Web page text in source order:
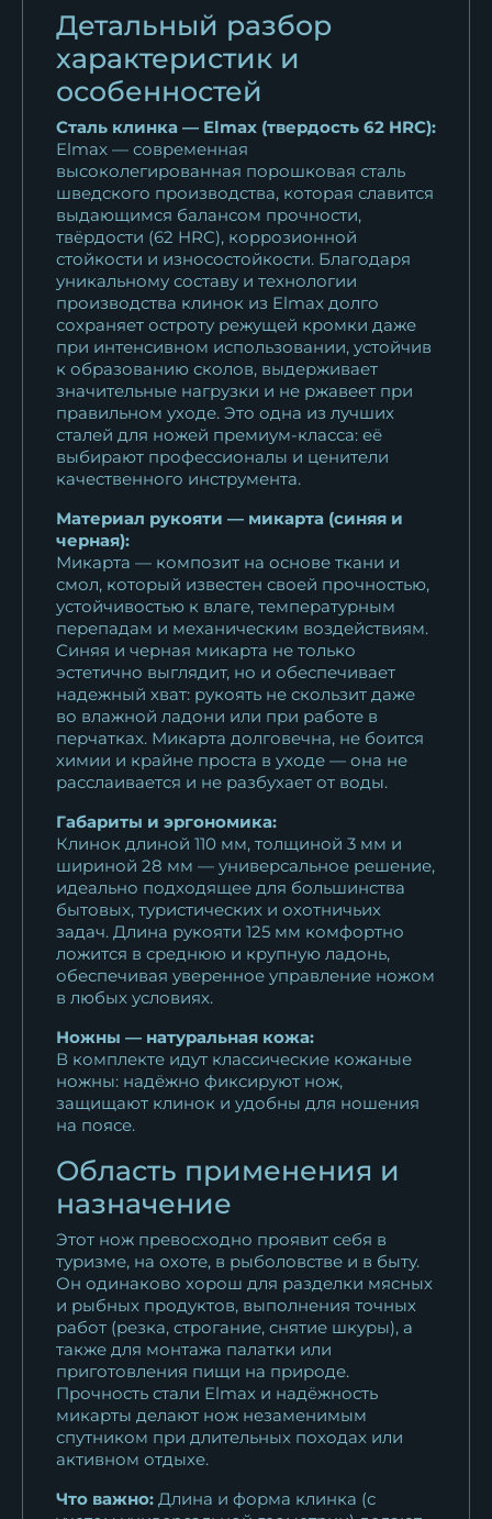
Детальный разбор
характеристик и
особенностей
Сталь клинка — Elmax (твердость 62 HRC):
Elmax — современная
высоколегированная порошковая сталь
шведского производства, которая славится
выдающимся балансом прочности,
твёрдости (62 HRC), коррозионной
стойкости и износостойкости. Благодаря
уникальному составу и технологии
производства клинок из Elmax долго
сохраняет остроту режущей кромки даже
при интенсивном использовании, устойчив
к образованию сколов, выдерживает
значительные нагрузки и не ржавеет при
правильном уходе. Это одна из лучших
сталей для ножей премиум-класса: её
выбирают профессионалы и ценители
качественного инструмента.
Материал рукояти — микарта (синяя и
черная):
Микарта — композит на основе ткани и
смол, который известен своей прочностью,
устойчивостью к влаге, температурным
перепадам и механическим воздействиям.
Синяя и черная микарта не только
эстетично выглядит, но и обеспечивает
надежный хват: рукоять не скользит даже
во влажной ладони или при работе в
перчатках. Микарта долговечна, не боится
химии и крайне проста в уходе — она не
расслаивается и не разбухает от воды.
Габариты и эргономика:
Клинок длиной 110 мм, толщиной 3 мм и
шириной 28 мм — универсальное решение,
идеально подходящее для большинства
бытовых, туристических и охотничьих
задач. Длина рукояти 125 мм комфортно
ложится в среднюю и крупную ладонь,
обеспечивая уверенное управление ножом
в любых условиях.
Ножны — натуральная кожа:
В комплекте идут классические кожаные
ножны: надёжно фиксируют нож,
защищают клинок и удобны для ношения
на поясе.
Область применения и
назначение
Этот нож превосходно проявит себя в
туризме, на охоте, в рыболовстве и в быту.
Он одинаково хорош для разделки мясных
и рыбных продуктов, выполнения точных
работ (резка, строгание, снятие шкуры), а
также для монтажа палатки или
приготовления пищи на природе.
Прочность стали Elmax и надёжность
микарты делают нож незаменимым
спутником при длительных походах или
активном отдыхе.
Что важно: Длина и форма клинка (с